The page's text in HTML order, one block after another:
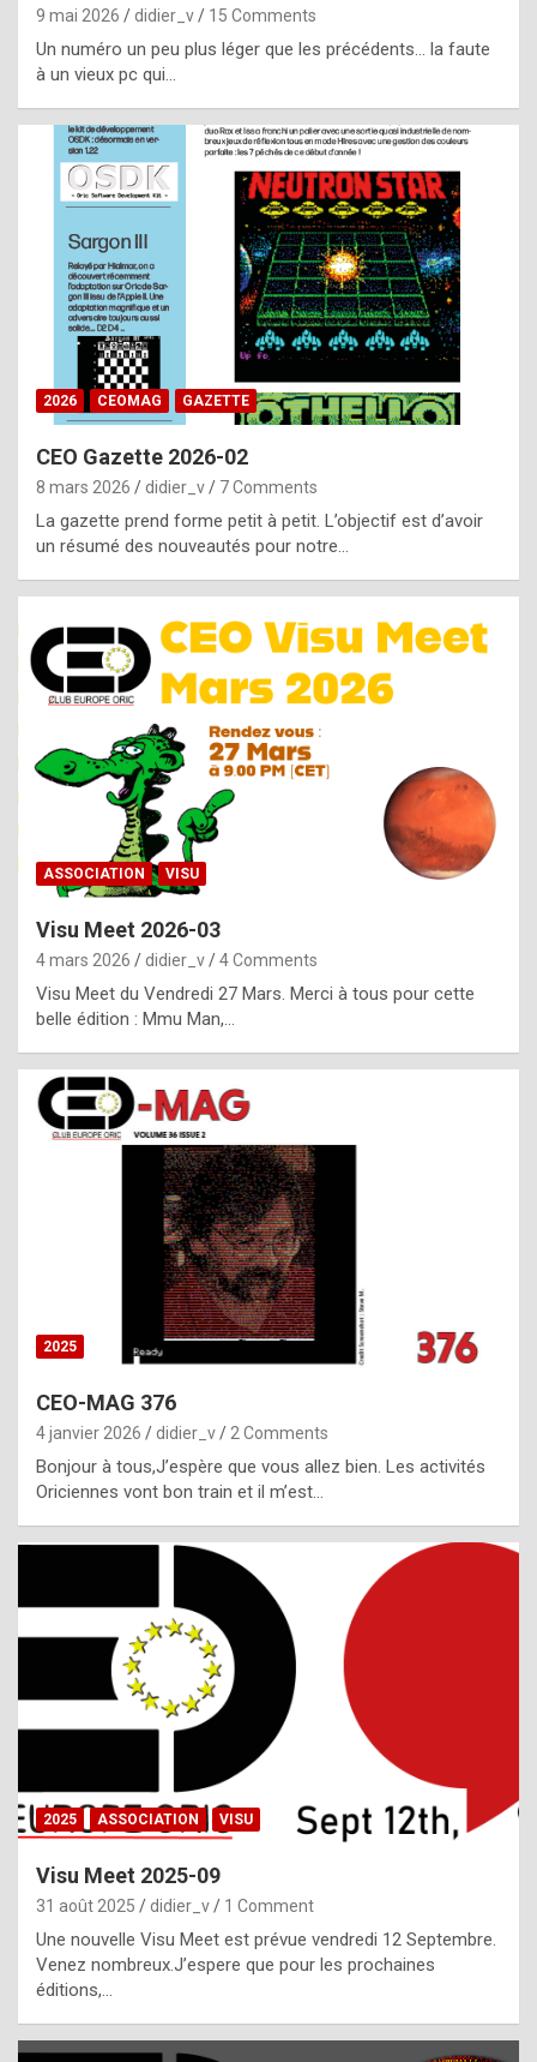
e
f
o
m
m
a
y
b
e
b
y
g
e
n
u
i
n
e
R
o
p
l
c
h
i
s
t
o
r
p
e
c
i
l
,
g
h
t
f
9 mai 2026 didier_v 15 Comments
Un numéro un peu plus léger que les précédents… la faute
à un vieux pc qui…
2026 CEOMAG GAZETTE
CEO Gazette 2026-02
8 mars 2026 didier_v 7 Comments
La gazette prend forme petit à petit. L’objectif est d’avoir
un résumé des nouveautés pour notre…
ASSOCIATION VISU
Visu Meet 2026-03
4 mars 2026 didier_v 4 Comments
Visu Meet du Vendredi 27 Mars. Merci à tous pour cette
belle édition : Mmu Man,…
2025
CEO-MAG 376
4 janvier 2026 didier_v 2 Comments
Bonjour à tous,J’espère que vous allez bien. Les activités
Oriciennes vont bon train et il m’est…
2025 ASSOCIATION VISU
Visu Meet 2025-09
31 août 2025 didier_v 1 Comment
Une nouvelle Visu Meet est prévue vendredi 12 Septembre.
Venez nombreux.J’espere que pour les prochaines
éditions,…